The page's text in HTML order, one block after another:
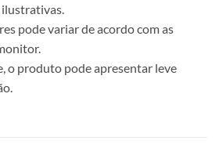
ilustrativas.
pode variar de acordo com as
o produto pode apresentar leve